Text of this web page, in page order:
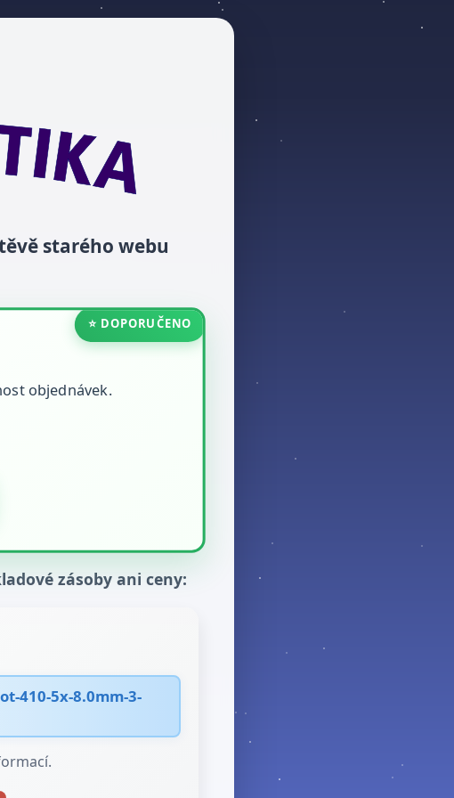
starého webu
⭐ DOPORUČENO
objednávek.
zásoby ani ceny:
410-5x-8.0mm-3-